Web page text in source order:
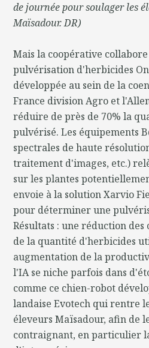
de journée pour soulager les
Maïsadour. DR)
Mais la coopérative
pulvérisation d'herbicides
développée au sein de la
France division Agro et
réduire de près de 70% la
pulvérisé. Les équipements
spectrales de haute
traitement d'images, etc.)
sur les plantes
envoie à la solution Xarvio
pour déterminer une
Résultats : une réduction
de la quantité d'herbicides
augmentation de la
l'IA se niche parfois dans
comme ce chien-robot
landaise Evotech qui rentre
éleveurs Maïsadour, afin de
contraignant, en particulier